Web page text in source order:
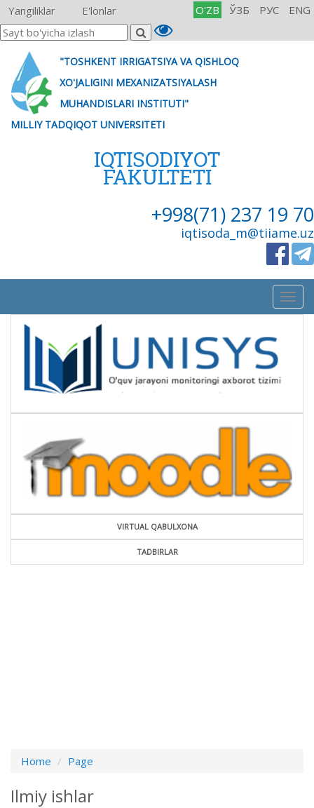
Yangiliklar E'lonlar O'ZB ЎЗБ РУС ENG
"TOSHKENT IRRIGATSIYA VA QISHLOQ
XO'JALIGINI MEXANIZATSIYALASH
MUHANDISLARI INSTITUTI"
MILLIY TADQIQOT UNIVERSITETI
IQTISODIYOT
FAKULTETI
+998(71) 237 19 70
iqtisoda_m@tiiame.uz
VIRTUAL QABULXONA
TADBIRLAR
Home Page
Ilmiy ishlar